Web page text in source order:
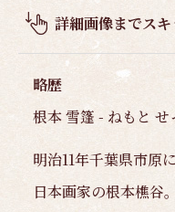
概
要
詳細画像までスキ
略歴
根本 雪篷 - ねもと せ
明治11年千葉県市原
日本画家の根本樵谷